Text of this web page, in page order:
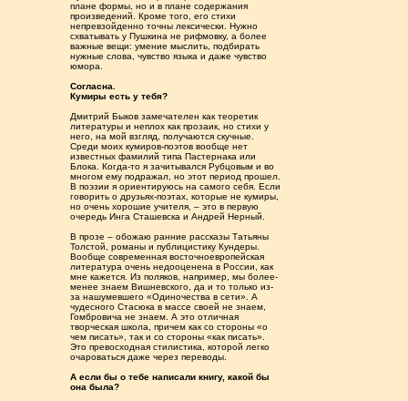
плане формы, но и в плане содержания
произведений. Кроме того, его стихи
непревзойденно точны лексически. Нужно
схватывать у Пушкина не рифмовку, а более
важные вещи: умение мыслить, подбирать
нужные слова, чувство языка и даже чувство
юмора.
Согласна.
Кумиры есть у тебя?
Дмитрий Быков замечателен как теоретик
литературы и неплох как прозаик, но стихи у
него, на мой взгляд, получаются скучные.
Среди моих кумиров-поэтов вообще нет
известных фамилий типа Пастернака или
Блока. Когда-то я зачитывался Рубцовым и во
многом ему подражал, но этот период прошел.
В поэзии я ориентируюсь на самого себя. Если
говорить о друзьях-поэтах, которые не кумиры,
но очень хорошие учителя, – это в первую
очередь Инга Сташевска и Андрей Нерный.
В прозе – обожаю ранние рассказы Татьяны
Толстой, романы и публицистику Кундеры.
Вообще современная восточноевропейская
литература очень недооценена в России, как
мне кажется. Из поляков, например, мы более-
менее знаем Вишневского, да и то только из-
за нашумевшего «Одиночества в сети». А
чудесного Стасюка в массе своей не знаем,
Гомбровича не знаем. А это отличная
творческая школа, причем как со стороны «о
чем писать», так и со стороны «как писать».
Это превосходная стилистика, которой легко
очароваться даже через переводы.
А если бы о тебе написали книгу, какой бы
она была?